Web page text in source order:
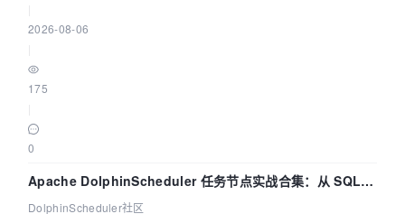
2026-08-06
175
0
Apache DolphinScheduler 任务节点实战合集：从 SQL、
DataX 到 Spark、Flink 一次配置全打通
DolphinScheduler社区